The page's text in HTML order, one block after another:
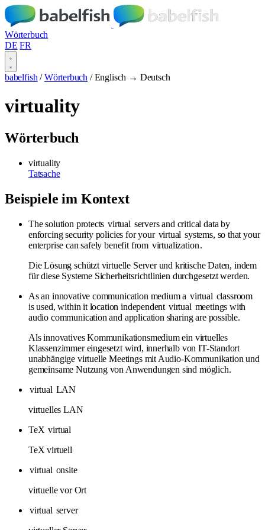
Wörterbuch
DE FR
babelfish / Wörterbuch / Englisch → Deutsch
virtuality
Wörterbuch
virtuality
Tatsache
Beispiele im Kontext
The solution protects virtual servers and critical data by
enforcing security policies for your virtual systems, so that your
enterprise can safely benefit from virtualization.
Die Lösung schützt virtuelle Server und kritische Daten, indem
für diese Systeme Sicherheitsrichtlinien durchgesetzt werden.
As an innovative communication medium a virtual classroom
is used, within it location independent virtual meetings with
audio communication and application sharing are possible.
Als innovatives Kommunikationsmedium ein virtuelles
Klassenzimmer eingesetzt wird, innerhalb von IT-Standort
unabhängige virtuelle Meetings mit Audio-Kommunikation und
gemeinsame Nutzung von Anwendungen sind möglich.
virtual LAN
virtuelles LAN
TeX virtual
TeX virtuell
virtual onsite
virtuelle vor Ort
virtual server